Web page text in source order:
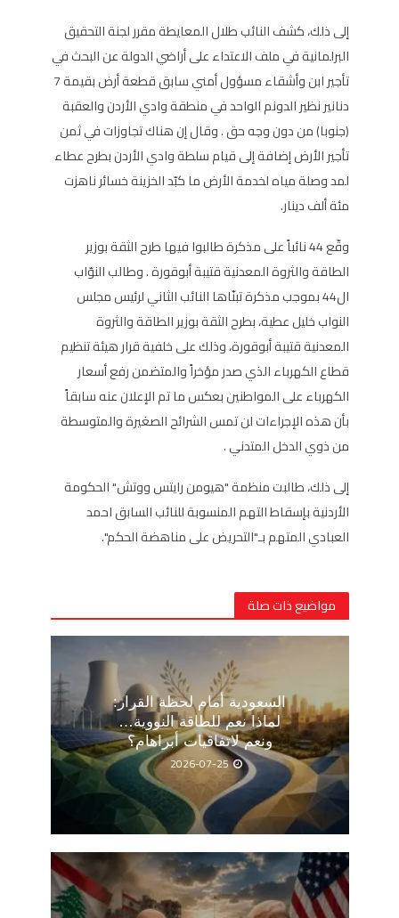
إلى ذلك، كشف النائب طلال المعايطة مقرر لجنة التحقيق
البرلمانية في ملف الاعتداء على أراضي الدولة عن البحث في
تأجير ابن وأشقاء مسؤول أمني سابق قطعة أرض بقيمة 7
دنانير نظير الدونم الواحد في منطقة وادي الأردن والعقبة
(جنوبا) من دون وجه حق . وقال إن هناك تجاوزات في ثمن
تأجير الأرض إضافة إلى قيام سلطة وادي الأردن بطرح عطاء
لمد وصلة مياه لخدمة الأرض ما كبّد الخزينة خسائر ناهزت
مئة ألف دينار.
وقّع 44 نائباً على مذكرة طالبوا فيها طرح الثقة بوزير
الطاقة والثروة المعدنية قتيبة أبوقورة . وطالب النوّاب
ال44 بموجب مذكرة تبنّاها النائب الثاني لرئيس مجلس
النواب خليل عطية، بطرح الثقة بوزير الطاقة والثروة
المعدنية قتيبة أبوقورة، وذلك على خلفية قرار هيئة تنظيم
قطاع الكهرباء الذي صدر مؤخراً والمتضمن رفع أسعار
الكهرباء على المواطنين بعكس ما تم الإعلان عنه سابقاً
بأن هذه الإجراءات لن تمس الشرائح الصغيرة والمتوسطة
من ذوي الدخل المتدني .
إلى ذلك، طالبت منظمة "هيومن رايتس ووتش" الحكومة
الأردنية بإسقاط التهم المنسوبة للنائب السابق احمد
العبادي المتهم بـ"التحريض على مناهضة الحكم".
مواضيع ذات صلة
السعودية أمام لحظة القرار:
لماذا نعم للطاقة النووية…
ونعم لاتفاقيات أبراهام؟
2026-07-25